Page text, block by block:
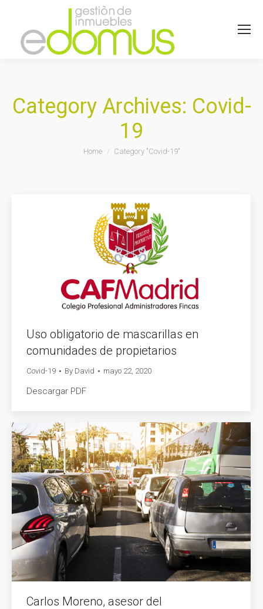
Category Archives: Covid-
19
You are here:
Home Category "Covid-19"
Uso obligatorio de mascarillas en
comunidades de propietarios
Covid-19 By David mayo 22, 2020
Descargar PDF
Carlos Moreno, asesor del